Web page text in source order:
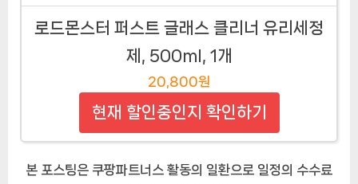
로드몬스터 퍼스트 글래스 클리너 유리세정
제, 500ml, 1개
20,800원
현재 할인중인지 확인하기
본 포스팅은 쿠팡파트너스 활동의 일환으로 일정의 수수료